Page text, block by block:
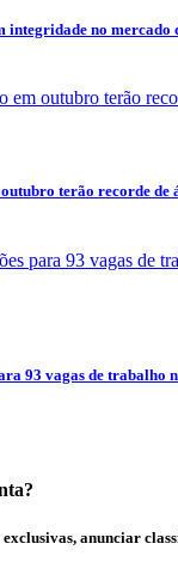
integridade no mercado
terão recorde de
93 vagas de trabalho
anunciar